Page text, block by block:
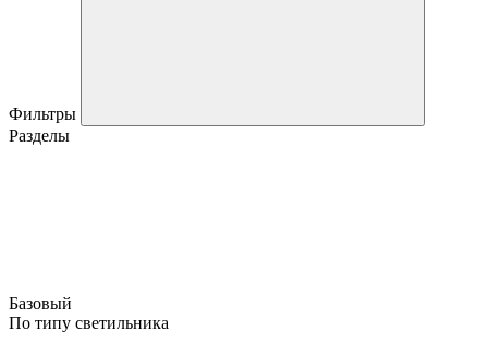
Фильтры
Разделы
Базовый
По типу светильника